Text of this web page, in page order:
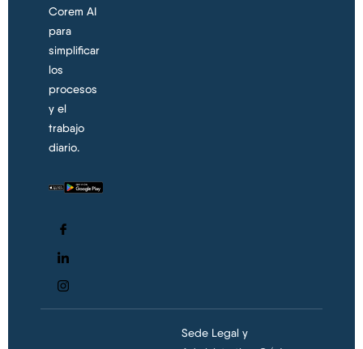
Corem AI
para
simplificar
los
procesos
y el
trabajo
diario.
Sede Legal y